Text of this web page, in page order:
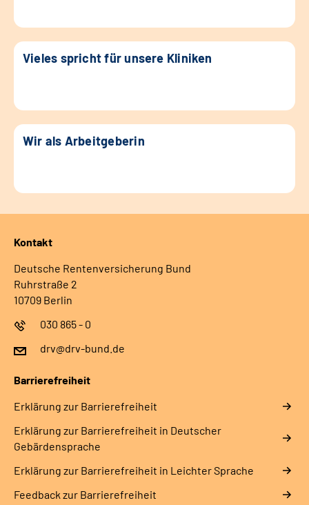
Vieles spricht für unsere Kliniken
Wir als Arbeitgeberin
Kontakt
Deutsche Rentenversicherung Bund
Ruhrstraße 2
10709 Berlin
030 865 - 0
drv@drv-bund.de
Barrierefreiheit
Erklärung zur Barrierefreiheit
Erklärung zur Barrierefreiheit in Deutscher
Gebärdensprache
Erklärung zur Barrierefreiheit in Leichter Sprache
Feedback zur Barrierefreiheit